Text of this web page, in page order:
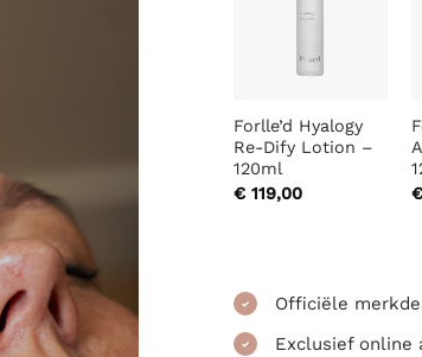
Forlle’d Hyalogy
Re-Dify Lotion –
120ml
€119,00
€
Officiële
Exclusief online